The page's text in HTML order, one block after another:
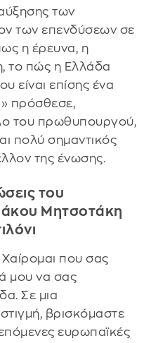
αύξησης των
των επενδύσεων σε
η έρευνα, η
το πώς η Ελλάδα
είναι επίσης ένα
πρόσθεσε,
του πρωθυπουργού,
πολύ σημαντικός
της ένωσης.
του
Μητσοτάκη
Χαίρομαι που σας
μου να σας
Σε μια
βρισκόμαστε
ευρωπαϊκές